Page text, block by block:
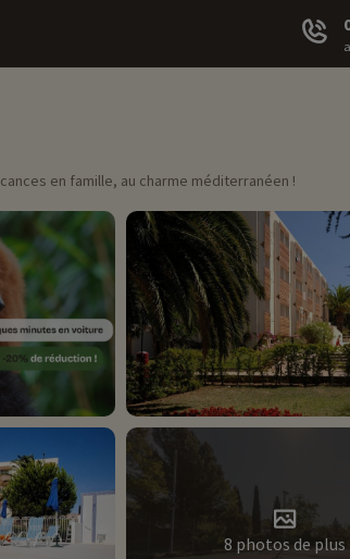
en famille, au charme méditerranéen !
8 photos de plus